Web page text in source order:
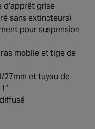
d’apprêt grise
sans extincteurs)
pour suspension
mobile et tige de
27mm et tuyau de